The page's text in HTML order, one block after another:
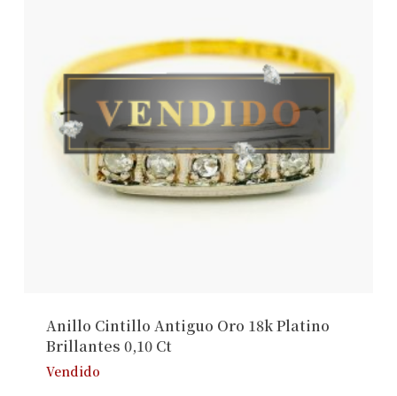
Anillo Cintillo Antiguo Oro 18k Platino
Brillantes 0,10 Ct
Vendido